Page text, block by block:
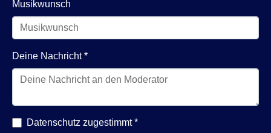
Musikwunsch
Deine Nachricht*
Datenschutz zugestimmt*